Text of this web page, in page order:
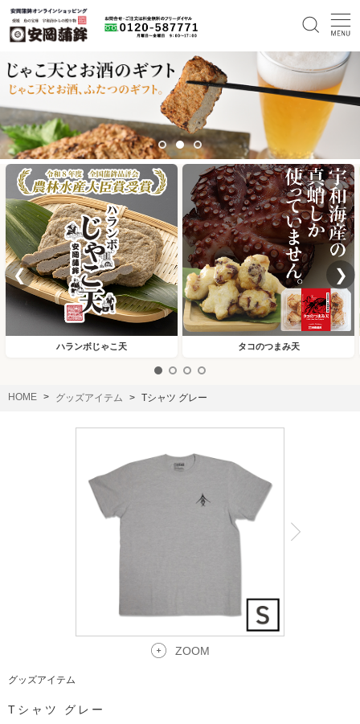
ハランボじゃこ天 タコのつまみ天
❮ ❯
HOME グッズアイテム Tシャツ グレー
ZOOM
グッズアイテム
Tシャツ グレー